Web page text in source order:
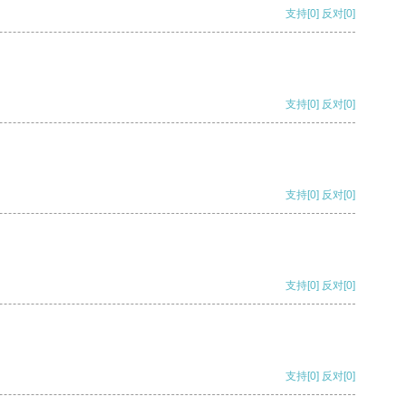
支持[0] 反对[0]
支持[0] 反对[0]
支持[0] 反对[0]
支持[0] 反对[0]
支持[0] 反对[0]